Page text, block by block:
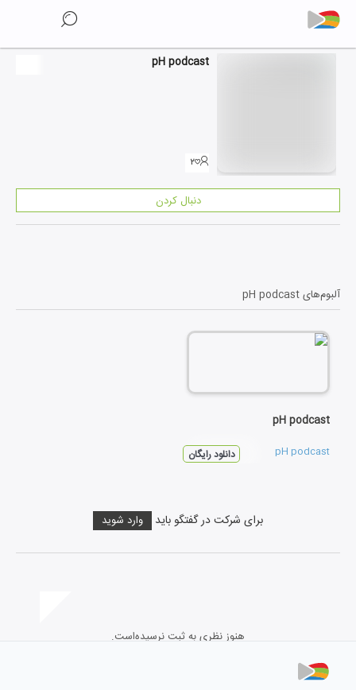
pH podcast
۲
دنبال کردن
آلبوم‌هایpH podcast
pH podcast
pH podcast دانلود رایگان
برای شرکت در گفتگو باید وارد شوید
هنوز نظری به ثبت نرسیده‌است.